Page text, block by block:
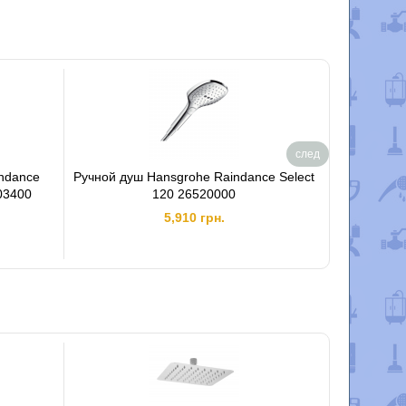
Ручной душ Hansgrohe Raindance Select
120 26520000
5,910 грн.
Select
след